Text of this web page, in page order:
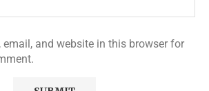
email, and website in this browser for